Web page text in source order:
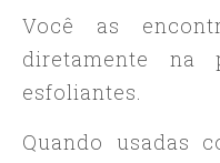
Você as
diretamente na
esfoliantes.
Quando usadas